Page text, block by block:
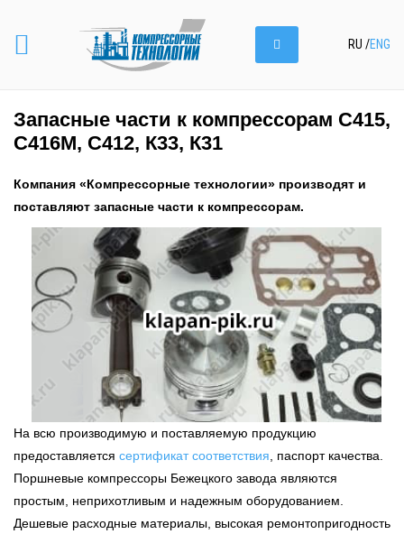
RU /ENG
Запасные части к компрессорам С415,
С416М, С412, К33, К31
Компания «Компрессорные технологии» производят и
поставляют запасные части к компрессорам.
На всю производимую и поставляемую продукцию
предоставляется сертификат соответствия , паспорт качества.
Поршневые компрессоры Бежецкого завода являются
простым, неприхотливым и надежным оборудованием.
Дешевые расходные материалы, высокая ремонтопригодность